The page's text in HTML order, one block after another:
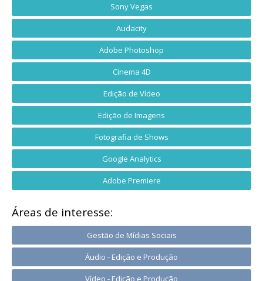
Sony Vegas
Audacity
Adobe Photoshop
Cinema 4D
Edição de Vídeo
Edição de Imagens
Fotografia de Shows
Google Analytics
Adobe Premiere
Áreas de interesse:
Gestão de Mídias Sociais
Áudio - Edição e Produção
Vídeo - Edição e Produção